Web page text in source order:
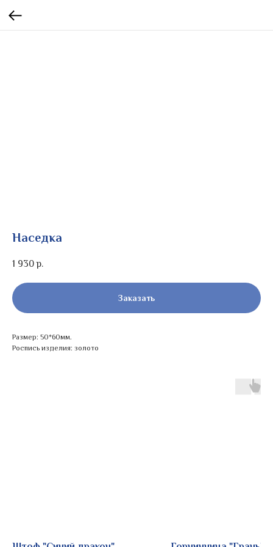
Наседка
1 930 р.
Заказать
Размер: 50*60мм.
Роспись изделия: золото